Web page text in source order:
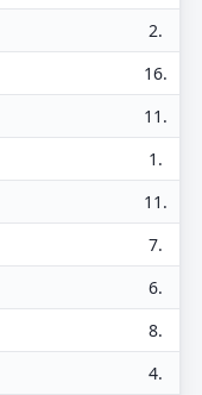
2.
16.
11.
1.
11.
7.
6.
8.
4.